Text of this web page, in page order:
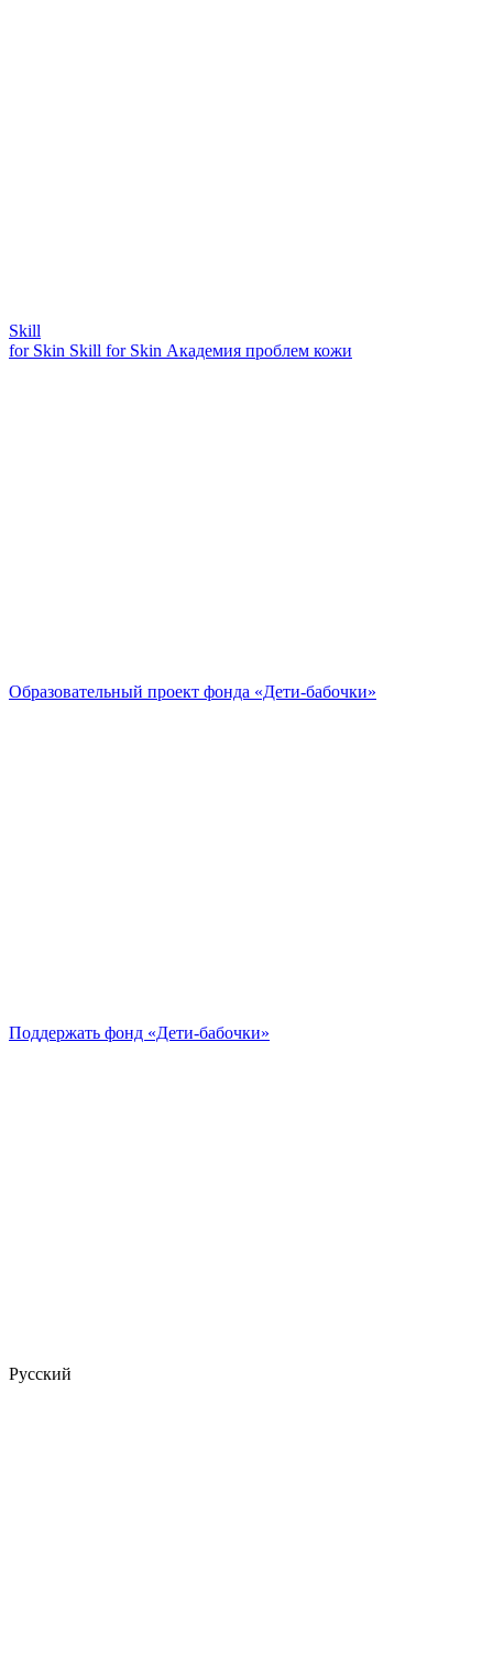
Skill
for Skin Skill for Skin Академия проблем кожи
Образовательный проект фонда «Дети-бабочки»
Поддержать фонд «Дети-бабочки»
Русский